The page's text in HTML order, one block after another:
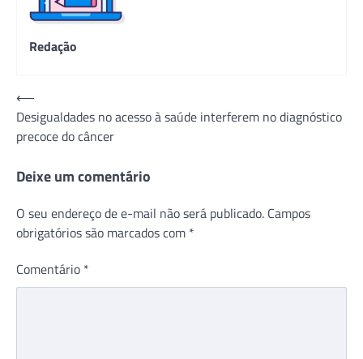
Redação
Navegação
de
Post
⟵
Desigualdades no acesso à saúde interferem no diagnóstico
precoce do câncer
Deixe um comentário
O seu endereço de e-mail não será publicado. Campos
obrigatórios são marcados com *
Comentário *